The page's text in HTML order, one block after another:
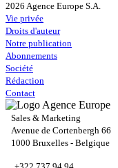
2026 Agence Europe S.A.
Vie privée
Droits d'auteur
Notre publication
Abonnements
Société
Rédaction
Contact
Sales & Marketing
Avenue de Cortenbergh 66
1000 Bruxelles - Belgique